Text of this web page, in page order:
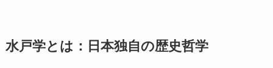
水戸学とは：日本独自の歴史哲学